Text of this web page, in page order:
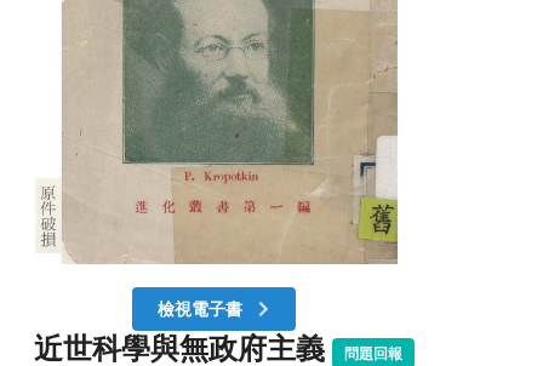
檢視電子書
近世科學與無政府主義 問題回報